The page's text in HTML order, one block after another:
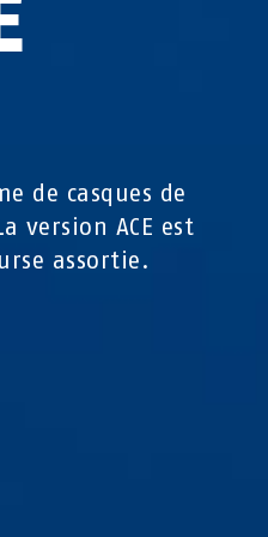
de casques de
version ACE est
assortie.